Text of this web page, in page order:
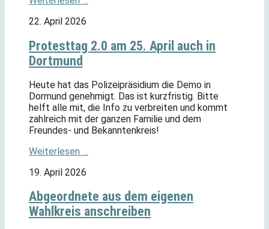
22. April 2026
Protesttag 2.0 am 25. April auch in
Dortmund
Heute hat das Polizeipräsidium die Demo in
Dormund genehmigt. Das ist kurzfristig. Bitte
helft alle mit, die Info zu verbreiten und kommt
zahlreich mit der ganzen Familie und dem
Freundes- und Bekanntenkreis!
Weiterlesen …
19. April 2026
Abgeordnete aus dem eigenen
Wahlkreis anschreiben